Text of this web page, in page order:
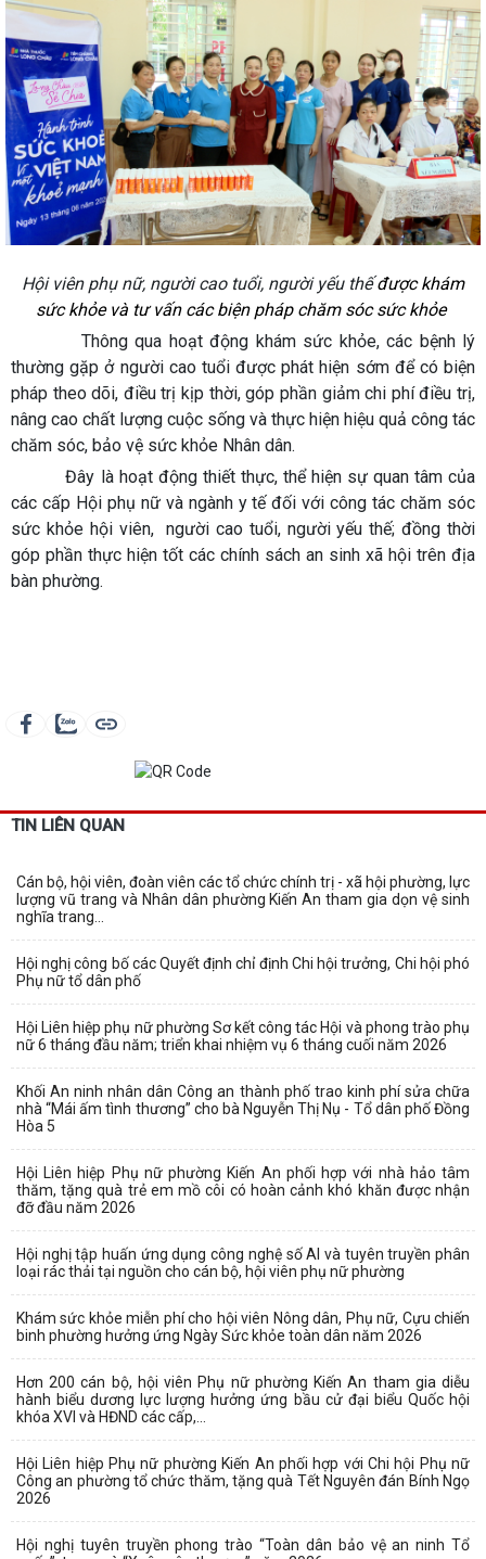
Hội viên phụ nữ, người cao tuổi, người yếu thế được khám
sức khỏe và tư vấn các biện pháp chăm sóc sức khỏe
Thông qua hoạt động khám sức khỏe, các bệnh lý
thường gặp ở người cao tuổi được phát hiện sớm để có biện
pháp theo dõi, điều trị kịp thời, góp phần giảm chi phí điều trị,
nâng cao chất lượng cuộc sống và thực hiện hiệu quả công tác
chăm sóc, bảo vệ sức khỏe Nhân dân.
Đây là hoạt động thiết thực, thể hiện sự quan tâm của
các cấp Hội phụ nữ và ngành y tế đối với công tác chăm sóc
sức khỏe hội viên, người cao tuổi, người yếu thế; đồng thời
góp phần thực hiện tốt các chính sách an sinh xã hội trên địa
bàn phường.
TIN LIÊN QUAN
Cán bộ, hội viên, đoàn viên các tổ chức chính trị - xã hội phường, lực
lượng vũ trang và Nhân dân phường Kiến An tham gia dọn vệ sinh
nghĩa trang...
Hội nghị công bố các Quyết định chỉ định Chi hội trưởng, Chi hội phó
Phụ nữ tổ dân phố
Hội Liên hiệp phụ nữ phường Sơ kết công tác Hội và phong trào phụ
nữ 6 tháng đầu năm; triển khai nhiệm vụ 6 tháng cuối năm 2026
Khối An ninh nhân dân Công an thành phố trao kinh phí sửa chữa
nhà “Mái ấm tình thương” cho bà Nguyễn Thị Nụ - Tổ dân phố Đồng
Hòa 5
Hội Liên hiệp Phụ nữ phường Kiến An phối hợp với nhà hảo tâm
thăm, tặng quà trẻ em mồ côi có hoàn cảnh khó khăn được nhận
đỡ đầu năm 2026
Hội nghị tập huấn ứng dụng công nghệ số AI và tuyên truyền phân
loại rác thải tại nguồn cho cán bộ, hội viên phụ nữ phường
Khám sức khỏe miễn phí cho hội viên Nông dân, Phụ nữ, Cựu chiến
binh phường hưởng ứng Ngày Sức khỏe toàn dân năm 2026
Hơn 200 cán bộ, hội viên Phụ nữ phường Kiến An tham gia diễu
hành biểu dương lực lượng hưởng ứng bầu cử đại biểu Quốc hội
khóa XVI và HĐND các cấp,...
Hội Liên hiệp Phụ nữ phường Kiến An phối hợp với Chi hội Phụ nữ
Công an phường tổ chức thăm, tặng quà Tết Nguyên đán Bính Ngọ
2026
Hội nghị tuyên truyền phong trào “Toàn dân bảo vệ an ninh Tổ